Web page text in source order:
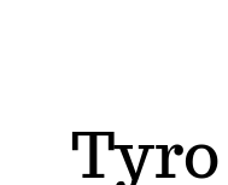
Tyro